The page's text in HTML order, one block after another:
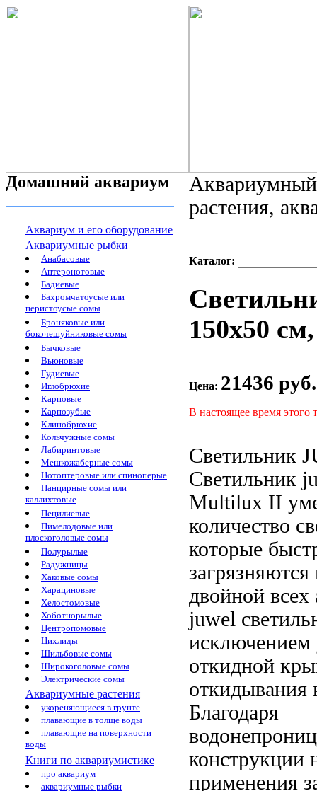
Домашний аквариум
Аквариум и его оборудование
Аквариумные рыбки
Анабасовые
Аптеронотовые
Бадиевые
Бахромчатоусые или
перистоусые сомы
Броняковые или
бокочешуйниковые сомы
Бычковые
Вьюновые
Гудиевые
Иглобрюхие
Карповые
Карпозубые
Клинобрюхие
Кольчужные сомы
Лабиринтовые
Мешкожаберные сомы
Нотоптеровые или спиноперые
Панцирные сомы или
каллихтовые
Пецилиевые
Пимелодовые или
плоскоголовые сомы
Полурылые
Радужницы
Хаковые сомы
Харациновые
Хелостомовые
Хоботнорылые
Центропомовые
Цихлиды
Шильбовые сомы
Широкоголовые сомы
Электрические сомы
Аквариумные растения
укореняющиеся в грунте
плавающие в толще воды
плавающие на поверхности
воды
Книги по аквариумистике
про аквариум
аквариумные рыбки
растения,
Каталог:
150х50
Цена: 21436 руб.
В настоящее время этого
Светильник
Светильник
Multilux II
количество
которые
загрязняются
двойной всех
juwel
исключением
откидной
Благодаря
конструкции
применения